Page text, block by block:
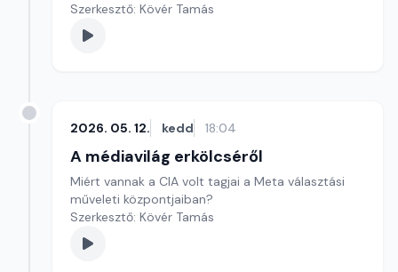
Szerkesztő: Kövér Tamás
2026. 05. 12. kedd 18:04
A médiavilág erkölcséről
Miért vannak a CIA volt tagjai a Meta választási
műveleti központjaiban?
Szerkesztő: Kövér Tamás